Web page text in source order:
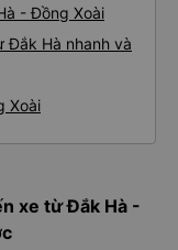
- Đồng Xoài
Đắk Hà nhanh và
Xoài
xe từ Đắk Hà -